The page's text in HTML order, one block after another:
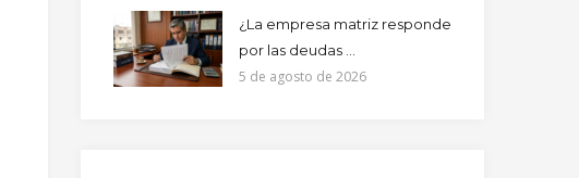
¿La empresa matriz responde
por las deudas ...
5 de agosto de 2026